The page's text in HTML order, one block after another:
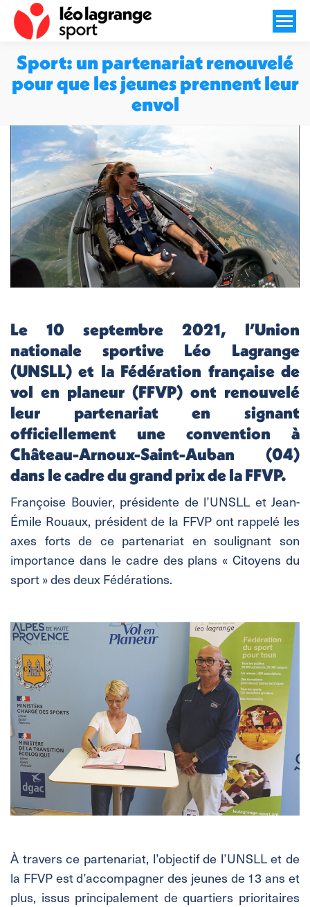
Sport: un partenariat renouvelé
pour que les jeunes prennent leur
envol
Vous êtes ici :
Le 10 septembre 2021, l’Union
nationale sportive Léo Lagrange
(UNSLL) et la Fédération française de
vol en planeur (FFVP) ont renouvelé
leur partenariat en signant
officiellement une convention à
Château-Arnoux-Saint-Auban (04)
dans le cadre du grand prix de la FFVP.
Françoise Bouvier, présidente de l’UNSLL et Jean-
Émile Rouaux, président de la FFVP ont rappelé les
axes forts de ce partenariat en soulignant son
importance dans le cadre des plans « Citoyens du
sport » des deux Fédérations.
À travers ce partenariat, l’objectif de l’UNSLL et de
la FFVP est d’accompagner des jeunes de 13 ans et
plus, issus principalement de quartiers prioritaires